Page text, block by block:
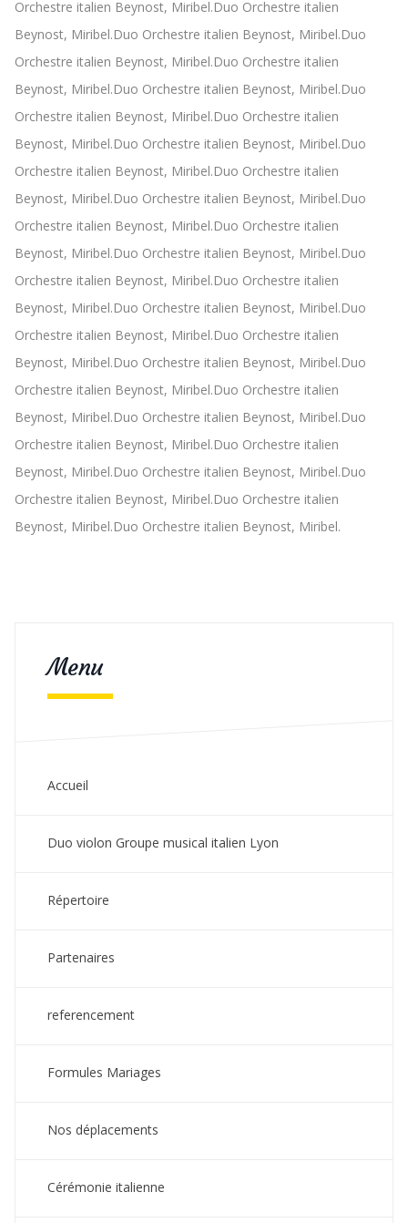
Orchestre italien Beynost, Miribel.Duo Orchestre italien
Beynost, Miribel.Duo Orchestre italien Beynost, Miribel.Duo
Orchestre italien Beynost, Miribel.Duo Orchestre italien
Beynost, Miribel.Duo Orchestre italien Beynost, Miribel.Duo
Orchestre italien Beynost, Miribel.Duo Orchestre italien
Beynost, Miribel.Duo Orchestre italien Beynost, Miribel.Duo
Orchestre italien Beynost, Miribel.Duo Orchestre italien
Beynost, Miribel.Duo Orchestre italien Beynost, Miribel.Duo
Orchestre italien Beynost, Miribel.Duo Orchestre italien
Beynost, Miribel.Duo Orchestre italien Beynost, Miribel.Duo
Orchestre italien Beynost, Miribel.Duo Orchestre italien
Beynost, Miribel.Duo Orchestre italien Beynost, Miribel.Duo
Orchestre italien Beynost, Miribel.Duo Orchestre italien
Beynost, Miribel.Duo Orchestre italien Beynost, Miribel.Duo
Orchestre italien Beynost, Miribel.Duo Orchestre italien
Beynost, Miribel.Duo Orchestre italien Beynost, Miribel.Duo
Orchestre italien Beynost, Miribel.Duo Orchestre italien
Beynost, Miribel.Duo Orchestre italien Beynost, Miribel.Duo
Orchestre italien Beynost, Miribel.Duo Orchestre italien
Beynost, Miribel.Duo Orchestre italien Beynost, Miribel.
Menu
Accueil
Duo violon Groupe musical italien Lyon
Répertoire
Partenaires
referencement
Formules Mariages
Nos déplacements
Cérémonie italienne